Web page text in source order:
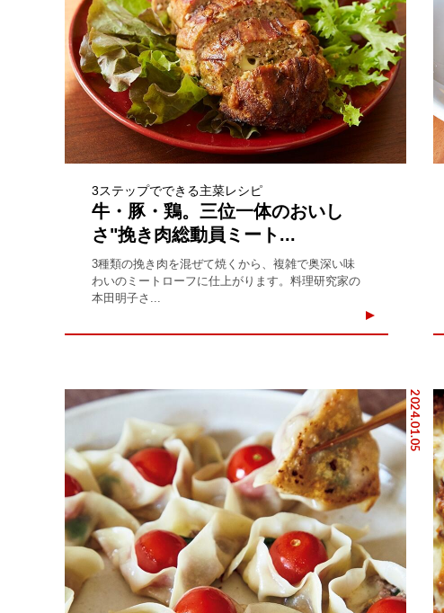
3ステップでできる主菜レシピ
牛・豚・鶏。三位一体のおいし
さ"挽き肉総動員ミート...
3種類の挽き肉を混ぜて焼くから、複雑で奥深い味
わいのミートローフに仕上がります。料理研究家の
本田明子さ...
2024.01.05